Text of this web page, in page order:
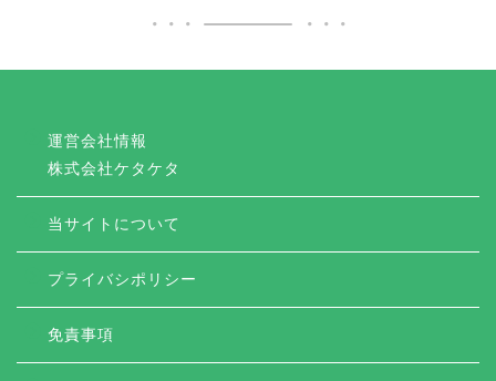
運営会社情報
株式会社ケタケタ
当サイトについて
プライバシポリシー
免責事項